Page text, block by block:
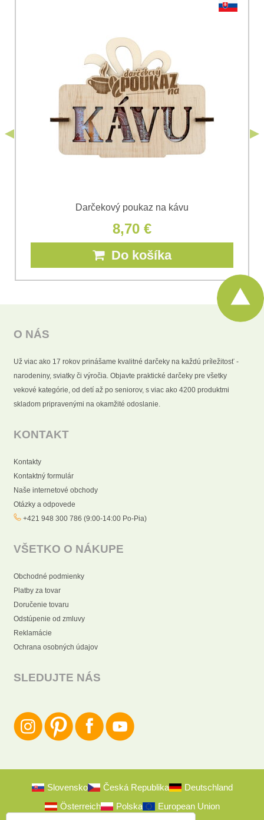
Súhlasím so spracovaním osobných údajov za účelom
odoslania formulára. Oboznámil som sa s
Ochrany osobných údajovspoločnosti Bomba
(Povinné)
Darčekový poukaz na kávu
8,70 €
Do košíka
O NÁS
Už viac ako 17 rokov prinášame kvalitné darčeky na každú príležitosť -
narodeniny, sviatky či výročia. Objavte praktické darčeky pre všetky
vekové kategórie, od detí až po seniorov, s viac ako 4200 produktmi
skladom pripravenými na okamžité odoslanie.
KONTAKT
Kontakty
Kontaktný formulár
Naše internetové obchody
Otázky a odpovede
+421 948 300 786 (9:00-14:00 Po-Pia)
VŠETKO O NÁKUPE
Obchodné podmienky
Platby za tovar
Doručenie tovaru
Odstúpenie od zmluvy
Reklamácie
Ochrana osobných údajov
SLEDUJTE NÁS
Slovensko Česká Republika
Deutschland
Österreich
Polska European Union